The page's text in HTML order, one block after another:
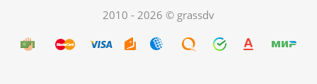
2010 - 2026 © grassdv